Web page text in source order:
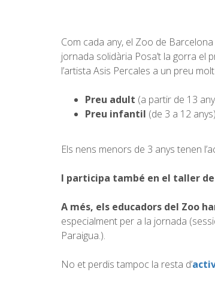
Com cada any, el Zoo de Barcelona
jornada solidària Posa’t la gorra el
l’artista Asis Percales a un preu
Preu adult (a partir de 13
Preu infantil (de 3 a 12
Els nens menors de 3 anys tenen
I participa també en el taller de
A més, els educadors del Zoo
especialment per a la jornada
Paraigua.).
No et perdis tampoc la resta d’